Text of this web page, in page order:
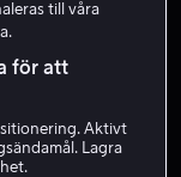
till våra
för att
Aktivt
Lagra